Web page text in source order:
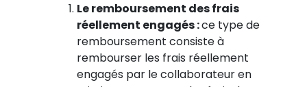
Le remboursement des frais
réellement engagés :ce type de
remboursement consiste à
rembourser les frais réellement
engagés par le collaborateur en